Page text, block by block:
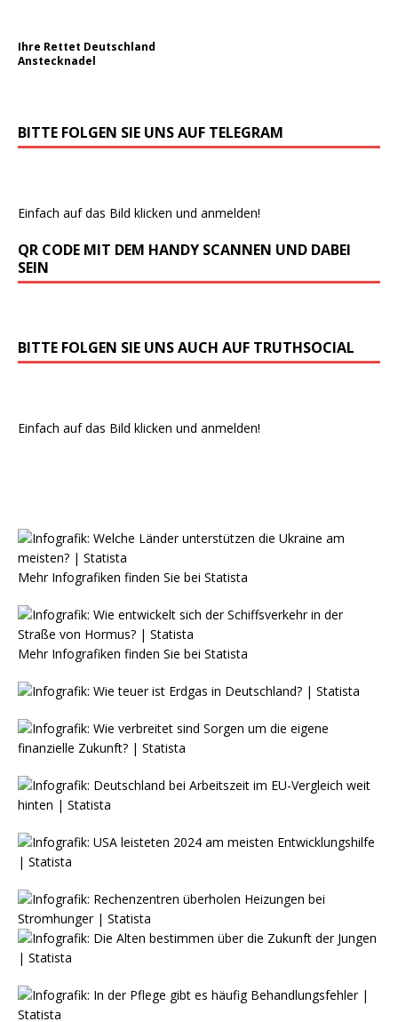
Ihre Rettet Deutschland
Anstecknadel
BITTE FOLGEN SIE UNS AUF TELEGRAM
Einfach auf das Bild klicken und anmelden!
QR CODE MIT DEM HANDY SCANNEN UND DABEI
SEIN
BITTE FOLGEN SIE UNS AUCH AUF TRUTHSOCIAL
Einfach auf das Bild klicken und anmelden!
Mehr Infografiken finden Sie bei Statista
Mehr Infografiken finden Sie bei Statista